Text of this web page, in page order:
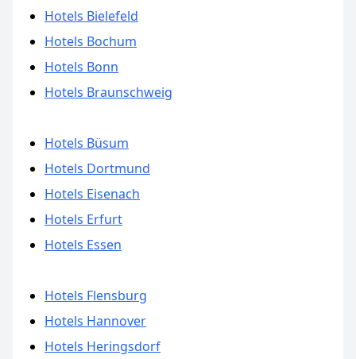
Hotels Bielefeld
Hotels Bochum
Hotels Bonn
Hotels Braunschweig
Hotels Büsum
Hotels Dortmund
Hotels Eisenach
Hotels Erfurt
Hotels Essen
Hotels Flensburg
Hotels Hannover
Hotels Heringsdorf